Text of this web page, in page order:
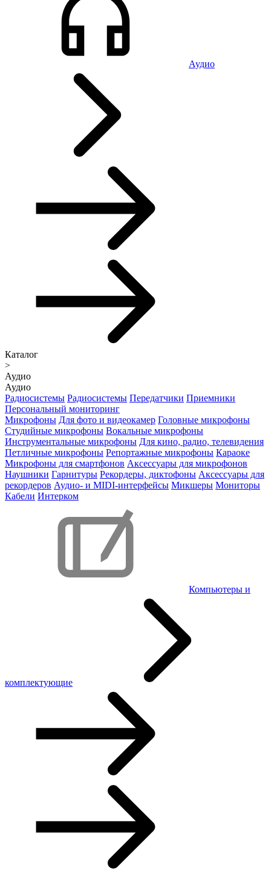
Аудио
Каталог
>
Аудио
Аудио
Радиосистемы Радиосистемы Передатчики Приемники
Персональный мониторинг
Микрофоны Для фото и видеокамер Головные микрофоны
Студийные микрофоны Вокальные микрофоны
Инструментальные микрофоны Для кино, радио, телевидения
Петличные микрофоны Репортажные микрофоны Караоке
Микрофоны для смартфонов Аксессуары для микрофонов
Наушники Гарнитуры Рекордеры, диктофоны Аксессуары для
рекордеров Аудио- и MIDI-интерфейсы Микшеры Мониторы
Кабели Интерком
Компьютеры и
комплектующие